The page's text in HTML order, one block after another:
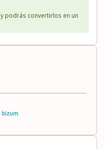
podrás convertirlos en un